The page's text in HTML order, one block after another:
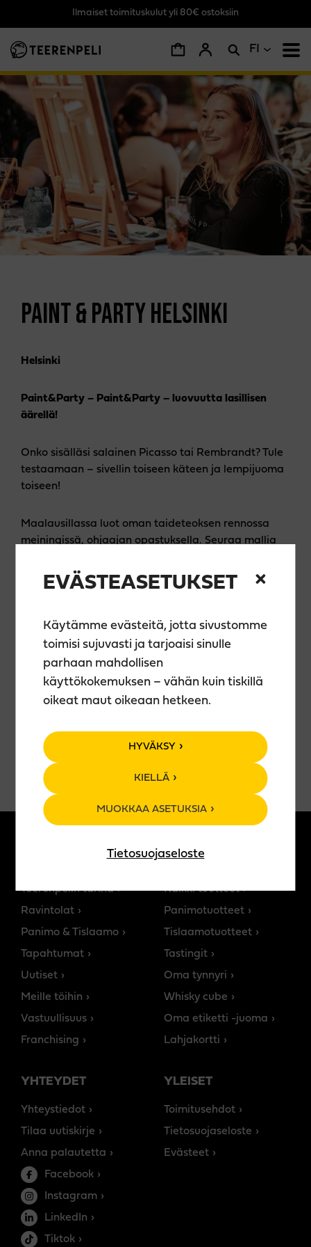
EVÄSTEASETUKSET
Käytämme evästeitä, jotta sivustomme
toimisi sujuvasti ja tarjoaisi sinulle
parhaan mahdollisen
käyttökokemuksen – vähän kuin tiskillä
oikeat maut oikeaan hetkeen.
HYVÄKSY
KIELLÄ
MUOKKAA ASETUKSIA
Tietosuojaseloste
Ilmaiset toimituskulut yli 80€ ostoksiin
FI
PAINT & PARTY HELSINKI
Helsinki
Paint&Party – Paint&Party – luovuutta lasillisen
äärellä!
Onko sisälläsi salainen Picasso tai Rembrandt? Tule
testaamaan – sivellin toiseen käteen ja lempijuoma
toiseen!
Maalausillassa luot oman taideteoksen rennossa
meiningissä, ohjaajan opastuksella. Seuraa mallia
taideteoksesi kotiin vietäväksi.
🍹 Teerenpelin juomavalikoima käytössäsi (ei sis.
hintaan).
🕒 Kesto n. 2 h
Teerenpelin tarina
Ravintolat
Panimo & Tislaamo
Tapahtumat
Uutiset
Meille töihin
Vastuullisuus
Franchising
TUOTTEET
Kaikki tuotteet
Panimotuotteet
Tislaamotuotteet
Tastingit
Oma tynnyri
Whisky cube
Oma etiketti -juoma
Lahjakortti
YHTEYDET
Yhteystiedot
Tilaa uutiskirje
Anna palautetta
Facebook
Instagram
LinkedIn
Tiktok
YLEISET
Toimitusehdot
Tietosuojaseloste
Evästeet